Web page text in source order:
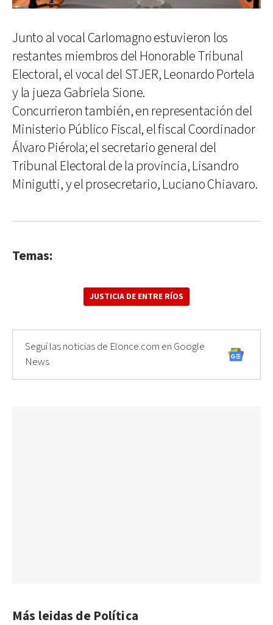
Junto al vocal Carlomagno estuvieron los
restantes miembros del Honorable Tribunal
Electoral, el vocal del STJER, Leonardo Portela
y la jueza Gabriela Sione.
Concurrieron también, en representación del
Ministerio Público Fiscal, el fiscal Coordinador
Álvaro Piérola; el secretario general del
Tribunal Electoral de la provincia, Lisandro
Minigutti, y el prosecretario, Luciano Chiavaro.
Temas:
JUSTICIA DE ENTRE RÍOS
Seguí las noticias de Elonce.com en Google
News
Más leidas de Política